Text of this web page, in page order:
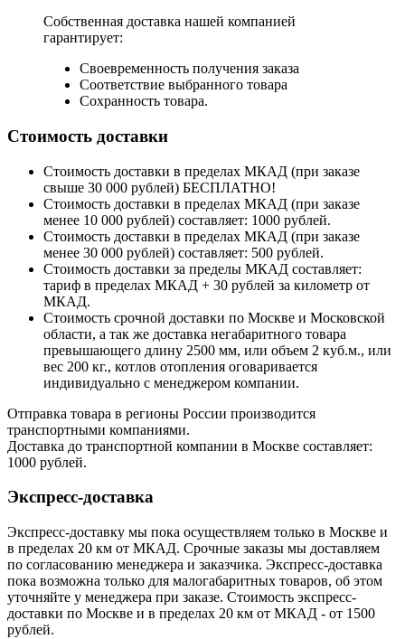
Собственная доставка нашей компанией
гарантирует:
Своевременность получения заказа
Соответствие выбранного товара
Сохранность товара.
Стоимость доставки
Стоимость доставки в пределах МКАД (при заказе
свыше 30 000 рублей) БЕСПЛАТНО!
Стоимость доставки в пределах МКАД (при заказе
менее 10 000 рублей) составляет: 1000 рублей.
Стоимость доставки в пределах МКАД (при заказе
менее 30 000 рублей) составляет: 500 рублей.
Стоимость доставки за пределы МКАД составляет:
тариф в пределах МКАД + 30 рублей за километр от
МКАД.
Стоимость срочной доставки по Москве и Московской
области, а так же доставка негабаритного товара
превышающего длину 2500 мм, или объем 2 куб.м., или
вес 200 кг., котлов отопления оговаривается
индивидуально с менеджером компании.
Отправка товара в регионы России производится
транспортными компаниями.
Доставка до транспортной компании в Москве составляет:
1000 рублей.
Экспресс-доставка
Экспресс-доставку мы пока осуществляем только в Москве и
в пределах 20 км от МКАД. Срочные заказы мы доставляем
по согласованию менеджера и заказчика. Экспресс-доставка
пока возможна только для малогабаритных товаров, об этом
уточняйте у менеджера при заказе. Стоимость экспресс-
доставки по Москве и в пределах 20 км от МКАД - от 1500
рублей.